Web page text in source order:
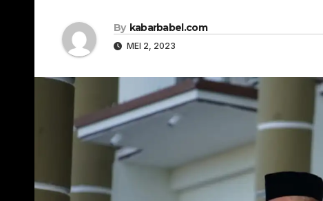
By kabarbabel.com
MEI 2, 2023